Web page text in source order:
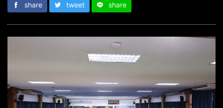
share tweet share